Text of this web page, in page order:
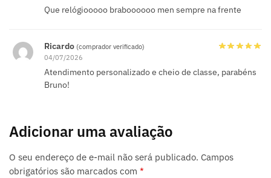
Que relógiooooo braboooooo men sempre na frente
Ricardo (comprador verificado)
04/07/2026
Atendimento personalizado e cheio de classe, parabéns
Bruno!
Adicionar uma avaliação
O seu endereço de e-mail não será publicado. Campos
obrigatórios são marcados com *